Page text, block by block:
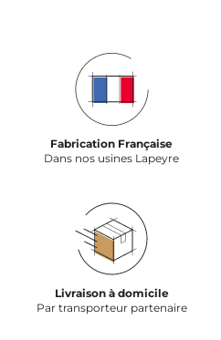
Fabrication Française
Dans nos usines Lapeyre
Livraison à domicile
Par transporteur partenaire